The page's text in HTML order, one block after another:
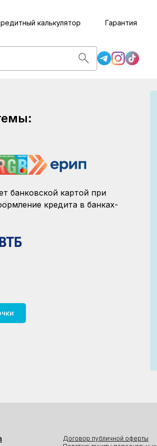
калькулятор Гарантия
банковской картой при
кредита в банках-
Договор публичной оферты